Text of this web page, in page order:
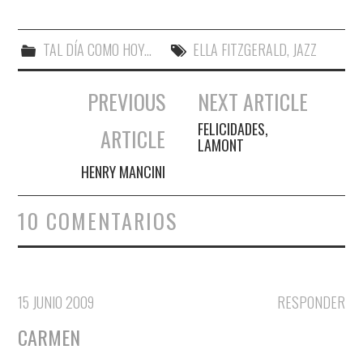
TAL DÍA COMO HOY... ELLA FITZGERALD, JAZZ
Navegación de entradas
PREVIOUS
ARTICLE
HENRY MANCINI
NEXT ARTICLE
FELICIDADES,
LAMONT
10 COMENTARIOS
RESPONDER
15 JUNIO 2009
CARMEN